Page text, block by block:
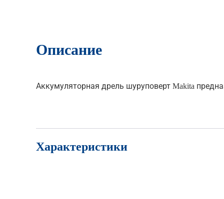
Описание
Аккумуляторная дрель шуруповерт Makita
Характеристики